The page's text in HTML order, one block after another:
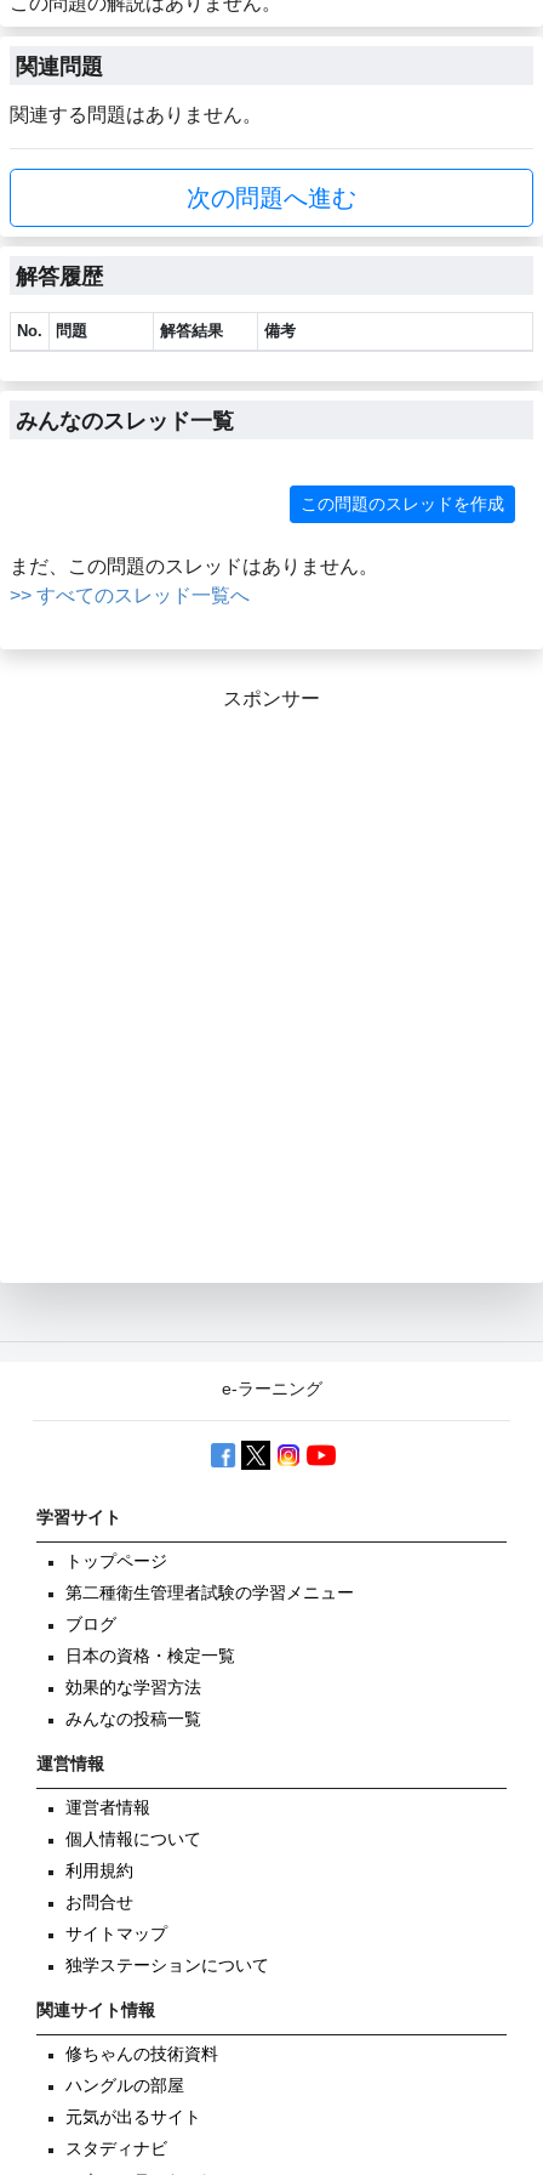
関連問題
関連する問題はありません。
次の問題へ進む
解答履歴
No. 問題 解答結果 備考
みんなのスレッド一覧
この問題のスレッドを作成
まだ、この問題のスレッドはありません。
>> すべてのスレッド一覧へ
スポンサー
e-ラーニング
学習サイト
トップページ
第二種衛生管理者試験の学習メニュー
ブログ
日本の資格・検定一覧
効果的な学習方法
みんなの投稿一覧
運営情報
運営者情報
個人情報について
利用規約
お問合せ
サイトマップ
独学ステーションについて
関連サイト情報
修ちゃんの技術資料
ハングルの部屋
元気が出るサイト
スタディナビ